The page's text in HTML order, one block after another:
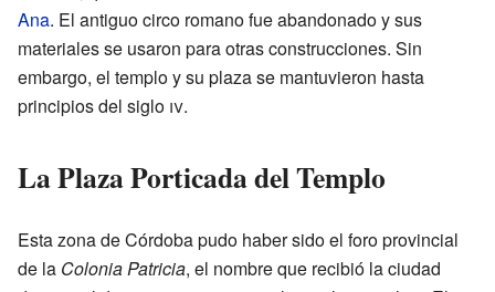
Ana. El antiguo circo romano fue abandonado y sus
materiales se usaron para otras construcciones. Sin
embargo, el templo y su plaza se mantuvieron hasta
principios del siglo iv.
La Plaza Porticada del Templo
Esta zona de Córdoba pudo haber sido el foro provincial
de la Colonia Patricia, el nombre que recibió la ciudad